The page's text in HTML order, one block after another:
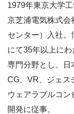
1979年東京大学
京芝浦電気株式会
センター）入社
にて35年以上に
専門分野とし、日
CG、VR、ジェス
ウェアラブルコ
開発に従事。